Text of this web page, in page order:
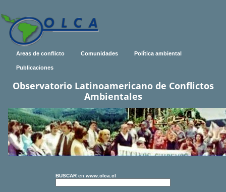
Areas de conflicto Comunidades Política ambiental
Publicaciones
Observatorio Latinoamericano de Conflictos
Ambientales
BUSCAR en www.olca.cl